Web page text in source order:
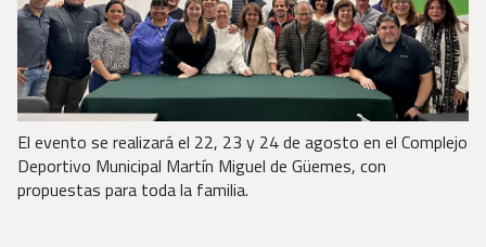
El evento se realizará el 22, 23 y 24 de agosto en el Complejo
Deportivo Municipal Martín Miguel de Güemes, con
propuestas para toda la familia.